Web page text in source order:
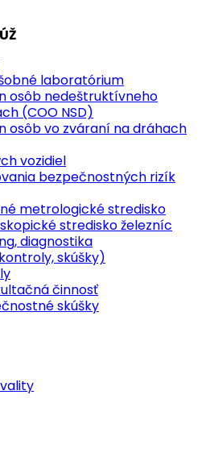
laboratórium
osôb nedeštruktívneho
(COO NSD)
osôb vo zváraní na dráhach
vozidiel
bezpečnostných rizík
metrologické stredisko
stredisko železníc
diagnostika
skúšky)
činnosť
skúšky